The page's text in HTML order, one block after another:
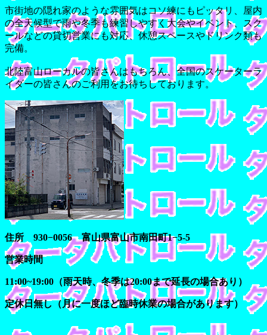
市街地の隠れ家のような雰囲気はコソ練にもピッタリ、屋内
の全天候型で雨や冬季も練習しやすく大会やイベント、スク
ールなどの貸切営業にも対応、休憩スペースやドリンク類も
完備。
北陸富山ローカルの皆さんはもちろん、全国のスケーターラ
イダーの皆さんのご利用をお待ちしております。
住所 930−0056 富山県富山市南田町1−5-5
営業時間
11:00~19:00（雨天時、冬季は20:00まで延長の場合あり）
定休日無し（月に一度ほど臨時休業の場合があります）